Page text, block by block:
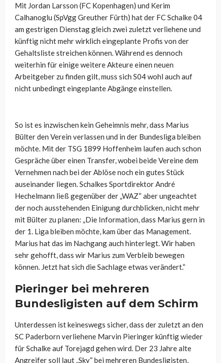
Mit Jordan Larsson (FC Kopenhagen) und Kerim
Calhanoglu (SpVgg Greuther Fürth) hat der FC Schalke 04
am gestrigen Dienstag gleich zwei zuletzt verliehene und
künftig nicht mehr wirklich eingeplante Profis von der
Gehaltsliste streichen können. Während es dennoch
weiterhin für einige weitere Akteure einen neuen
Arbeitgeber zu finden gilt, muss sich S04 wohl auch auf
nicht unbedingt eingeplante Abgänge einstellen.
So ist es inzwischen kein Geheimnis mehr, dass Marius
Bülter den Verein verlassen und in der Bundesliga bleiben
möchte. Mit der TSG 1899 Hoffenheim laufen auch schon
Gespräche über einen Transfer, wobei beide Vereine dem
Vernehmen nach bei der Ablöse noch ein gutes Stück
auseinander liegen. Schalkes Sportdirektor André
Hechelmann ließ gegenüber der „WAZ“ aber ungeachtet
der noch ausstehenden Einigung durchblicken, nicht mehr
mit Bülter zu planen: „Die Information, dass Marius gern in
der 1. Liga bleiben möchte, kam über das Management.
Marius hat das im Nachgang auch hinterlegt. Wir haben
sehr gehofft, dass wir Marius zum Verbleib bewegen
können. Jetzt hat sich die Sachlage etwas verändert.“
Pieringer bei mehreren
Bundesligisten auf dem Schirm
Unterdessen ist keineswegs sicher, dass der zuletzt an den
SC Paderborn verliehene Marvin Pieringer künftig wieder
für Schalke auf Torejagd gehen wird. Der 23 Jahre alte
Angreifer soll laut „Sky“ bei mehreren Bundesligisten,